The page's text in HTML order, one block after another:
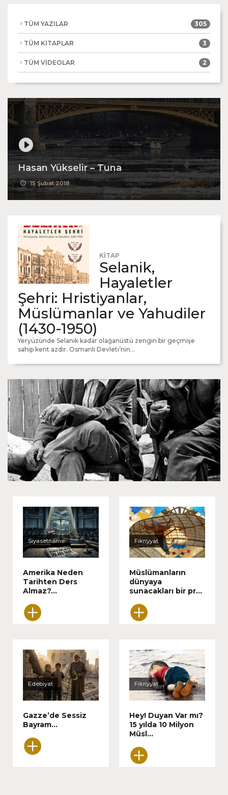
TÜM YAZILAR 305
TÜM KİTAPLAR 3
TÜM VİDEOLAR 2
Hasan Yükselir – Tuna
15 Şubat 2018
KİTAP
Selanik,
Hayaletler
Şehri: Hristiyanlar,
Müslümanlar ve Yahudiler
(1430-1950)
Yeryüzünde Selanik kadar olağanüstü zengin bir geçmişe
sahip kent azdır. Osmanlı Devleti’nin...
Dostlara ne oldu?
Siyasetname
Amerika Neden
Tarihten Ders
Almaz?...
Fikriyyat
Müslümanların
dünyaya
sunacakları bir pr...
Edebiyat
Gazze’de Sessiz
Bayram...
Fikriyyat
Hey! Duyan Var mı?
15 yılda 10 Milyon
Müsl...